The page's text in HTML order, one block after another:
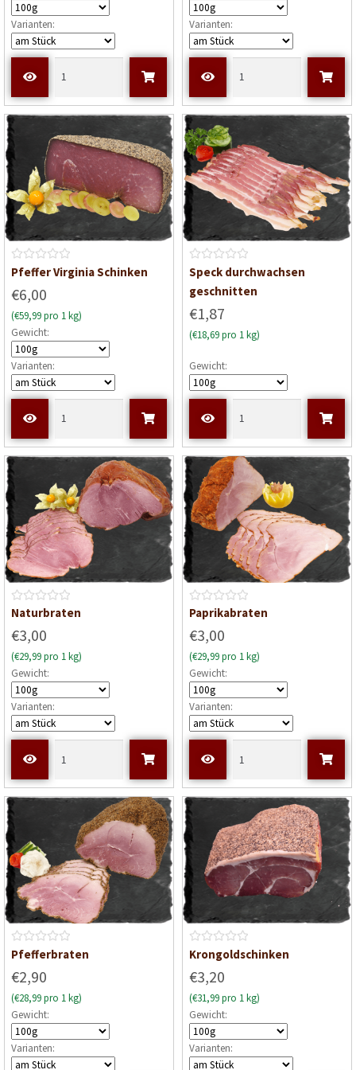
e
t
m
i
v
o
n
5
Varianten:
e
t
m
i
v
o
n
5
Varianten:
B
w
e
r
t
e
t
t
0
v
n
Pfeffer Virginia Schinken
€6,00
(€59,99 pro 1 kg)
Gewicht:
Varianten:
B
e
r
e
t
t
0
v
n
5
Speck durchwachsen
geschnitten
€1,87
(€18,69 pro 1 kg)
Gewicht:
B
w
e
r
t
e
t
t
0
v
n
5
Naturbraten
€3,00
(€29,99 pro 1 kg)
Gewicht:
Varianten:
B
w
e
r
t
e
t
t
0
v
n
Paprikabraten
€3,00
(€29,99 pro 1 kg)
Gewicht:
Varianten:
B
w
e
r
t
e
Pfefferbraten
€2,90
(€28,99 pro 1 kg)
Gewicht:
Varianten:
B
w
e
r
t
e
Krongoldschinken
€3,20
(€31,99 pro 1 kg)
Gewicht:
Varianten: